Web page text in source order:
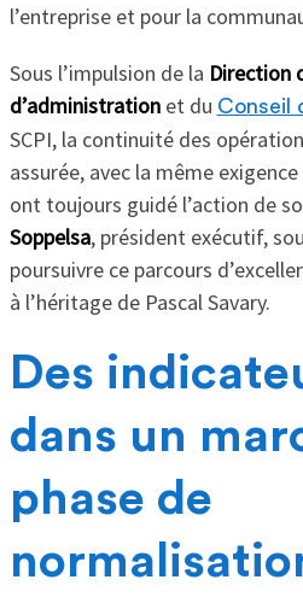
l’entreprise et pour la
Sous l’impulsion de la Direction
d’administrationet du Conseil
SCPI, la continuité des
assurée, avec la même
ont toujours guidé l’action de
Soppelsa, président exécutif,
poursuivre ce parcours
à l’héritage de Pascal Savary.
Des
dans un
phase de